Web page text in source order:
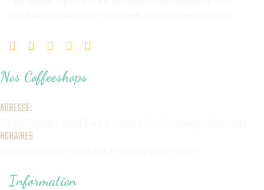
Nos Coffeeshops
ADRESSE:
HORAIRES
Information